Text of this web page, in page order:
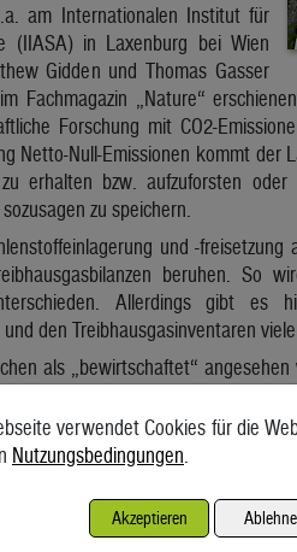
am Internationalen Institut für
(IIASA) in Laxenburg bei Wien
Gidden und Thomas Gasser
Fachmagazin „Nature“
Forschung mit CO2-
Netto-Null-Emissionen kommt
erhalten bzw. aufzuforsten
zu speichern.
und -
beruhen. So
Allerdings gibt es
den Treibhausgasinventaren
als „bewirtschaftet“
starken Einfluss ausübt, werden
lediglich zur Erholung von
kann, zeigen die Forscher in
beträchtlich: Demnach klafft
der Länder
zehn Prozent der aktuellen
verwendet Cookies für die
Nutzungsbedingungen
Akzeptieren